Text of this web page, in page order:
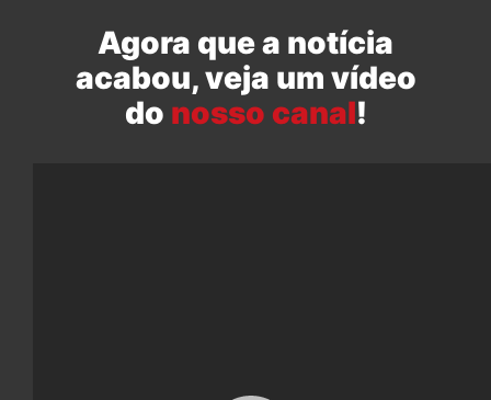
Agora que a notícia
acabou, veja um vídeo
do nosso canal!